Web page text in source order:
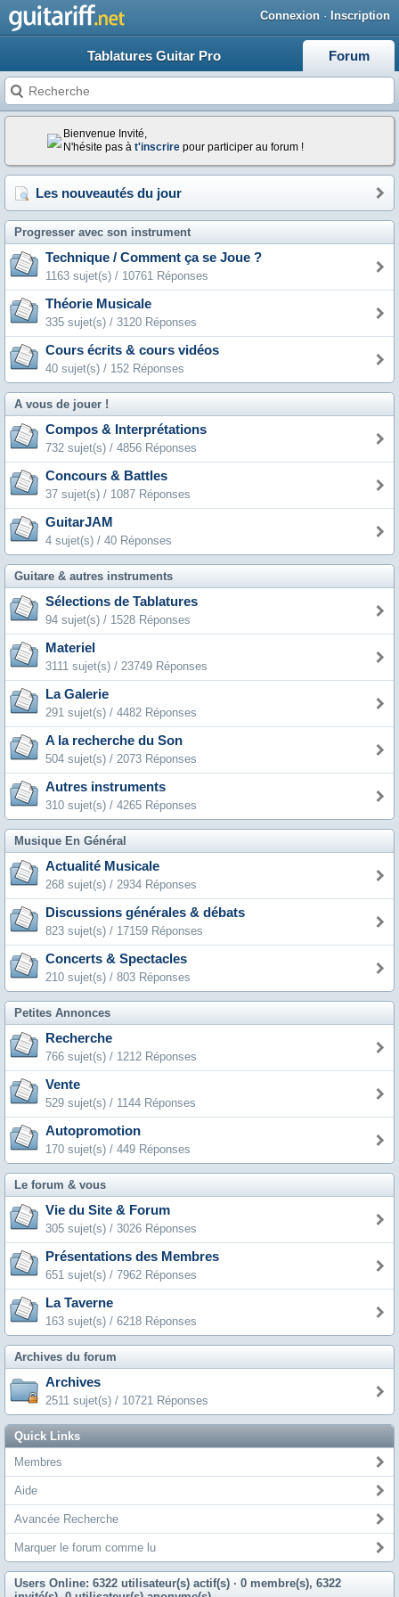
Connexion · Inscription
Tablatures Guitar Pro Forum
Bienvenue Invité,
N'hésite pas à t'inscrire pour participer au forum !
Les nouveautés du jour
Progresser avec son instrument
Technique / Comment ça se Joue ?
1163 sujet(s) / 10761 Réponses
Théorie Musicale
335 sujet(s) / 3120 Réponses
Cours écrits & cours vidéos
40 sujet(s) / 152 Réponses
A vous de jouer !
Compos & Interprétations
732 sujet(s) / 4856 Réponses
Concours & Battles
37 sujet(s) / 1087 Réponses
GuitarJAM
4 sujet(s) / 40 Réponses
Guitare & autres instruments
Sélections de Tablatures
94 sujet(s) / 1528 Réponses
Materiel
3111 sujet(s) / 23749 Réponses
La Galerie
291 sujet(s) / 4482 Réponses
A la recherche du Son
504 sujet(s) / 2073 Réponses
Autres instruments
310 sujet(s) / 4265 Réponses
Musique En Général
Actualité Musicale
268 sujet(s) / 2934 Réponses
Discussions générales & débats
823 sujet(s) / 17159 Réponses
Concerts & Spectacles
210 sujet(s) / 803 Réponses
Petites Annonces
Recherche
766 sujet(s) / 1212 Réponses
Vente
529 sujet(s) / 1144 Réponses
Autopromotion
170 sujet(s) / 449 Réponses
Le forum & vous
Vie du Site & Forum
305 sujet(s) / 3026 Réponses
Présentations des Membres
651 sujet(s) / 7962 Réponses
La Taverne
163 sujet(s) / 6218 Réponses
Archives du forum
Archives
2511 sujet(s) / 10721 Réponses
Quick Links
Membres
Aide
Avancée Recherche
Marquer le forum comme lu
Users Online: 6322 utilisateur(s) actif(s) · 0 membre(s), 6322